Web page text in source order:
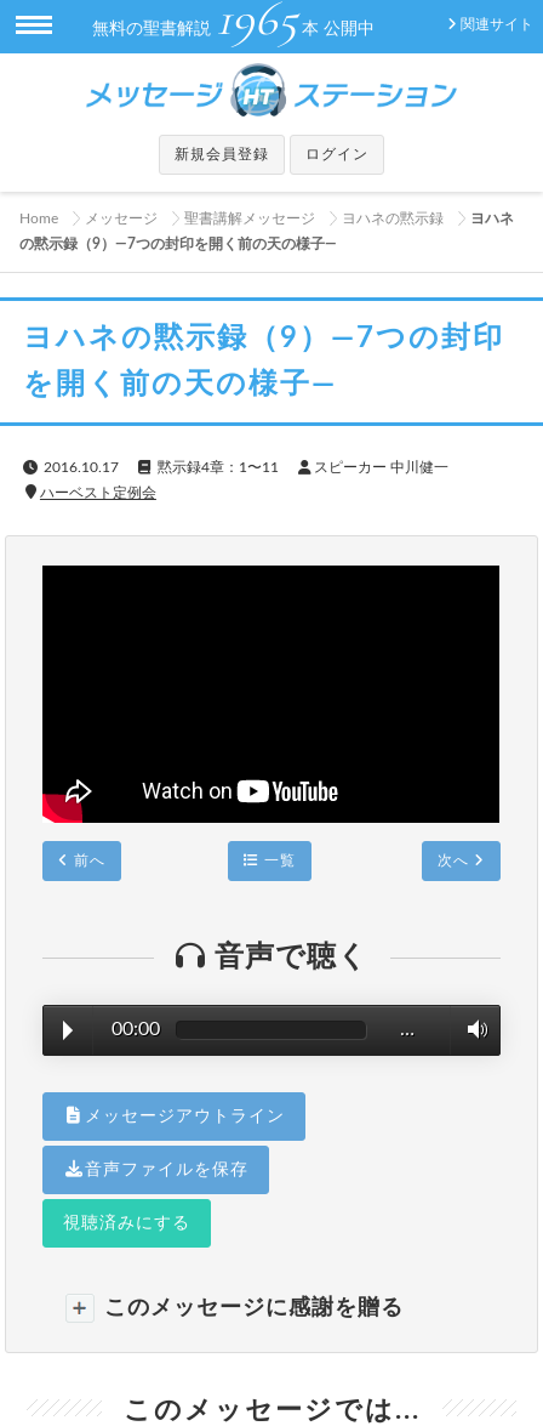
関連サイト
無料の聖書解説 1965 本 公開中
新規会員登録 ログイン
Home メッセージ 聖書講解メッセージ ヨハネの黙示録
ヨハネ
の黙示録（9）—7つの封印を開く前の天の様子—
ヨハネの黙示録（9）—7つの封印
を開く前の天の様子—
2016.10.17 黙示録4章：1〜11
スピーカー 中川健一
ハーベスト定例会
前へ 一覧 次へ
音声で聴く
00:00 …
メッセージアウトライン
音声ファイルを保存
視聴済みにする
このメッセージに感謝を贈る
このメッセージでは...